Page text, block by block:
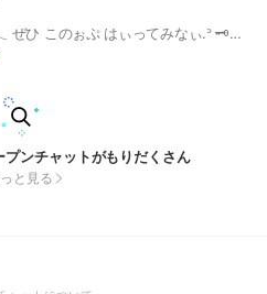
- ̗̀🚪 ̖́- そこの 君🫵🏻𓂃 ぜひ このぉぷ はぃってみなぃ.ᐣ 🗝𝐫𝐮𝐥𝐞🗝 男の子の参加 × 荒らし × 生活音ぁんち × 即抜け × 無断転載 × それ 以外の子は はぃって 🙆🏻‍♀️💭 生活音 しらなぃ 子でも ぜひぜひ‪😆✨ 美術館で 待ってるよ🤟🙃 #生活音 #たのしく😆
ンチャットがもりだくさん
と見る